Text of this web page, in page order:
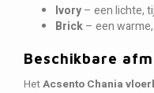
Ivory– een lichte,
Brick– een
Beschikbare
HetAcsento Chania